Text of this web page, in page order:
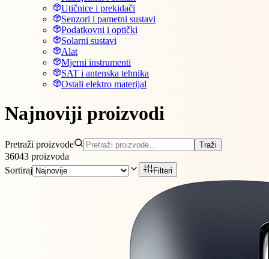
Utičnice i prekidači
Senzori i pametni sustavi
Podatkovni i optički
Solarni sustavi
Alat
Mjerni instrumenti
SAT i antenska tehnika
Ostali elektro materijal
Najnoviji proizvodi
Pretraži proizvode Traži
36043 proizvoda
Sortiraj
Filteri